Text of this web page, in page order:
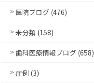
医院ブログ (476)
未分類 (158)
歯科医療情報ブログ (658)
症例 (3)